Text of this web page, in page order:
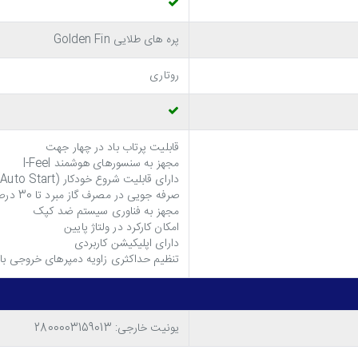
مقاوم هستند. همچنین در این کولر از موتور قوی و کمپرسور
پره های طلایی Golden Fin
روتاری
قابلیت پرتاب باد در چهار جهت
مجهز به سنسورهای هوشمند I-Feel
دارای قابلیت شروع خودکار (Auto Start)
صرفه جویی در مصرف گاز مبرد تا 30 درصد
مجهز به فناوری سیستم ضد کپک
امکان کارکرد در ولتاژ پایین
دارای اپلیکیشن کاربردی
تنظیم حداکثری زاویه دمپرهای خروجی
یونیت خارجی: 2800003159013